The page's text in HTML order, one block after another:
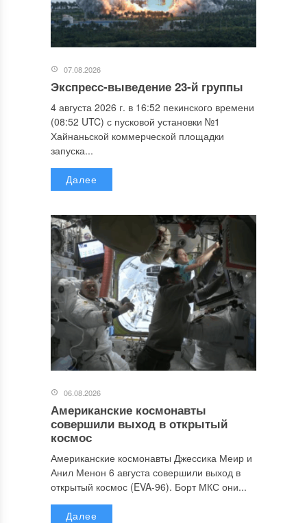
07.08.2026
Экспресс-выведение 23-й группы
4 августа 2026 г. в 16:52 пекинского времени
(08:52 UTC) с пусковой установки №1
Хайнаньской коммерческой площадки
запуска...
Далее
06.08.2026
Американские космонавты
совершили выход в открытый
космос
Американские космонавты Джессика Меир и
Анил Менон 6 августа совершили выход в
открытый космос (EVA-96). Борт МКС они...
Далее